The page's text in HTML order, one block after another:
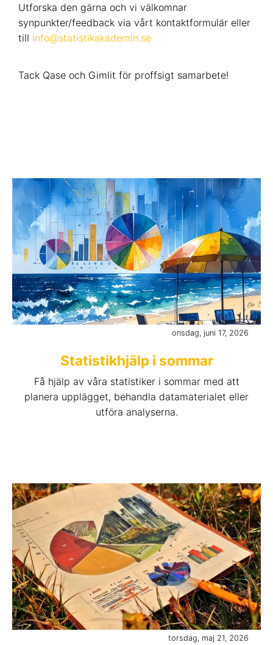
Utforska den gärna och vi välkomnar
synpunkter/feedback via vårt kontaktformulär eller
till info@statistikakademin.se
Tack Qase och Gimlit för proffsigt samarbete!
onsdag, juni 17, 2026
Statistikhjälp i sommar
Få hjälp av våra statistiker i sommar med att
planera upplägget, behandla datamaterialet eller
utföra analyserna.
torsdag, maj 21, 2026